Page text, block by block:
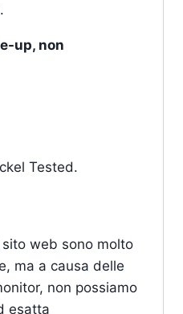
up, non
Tested.
web sono molto
ma a causa delle
non possiamo
esatta